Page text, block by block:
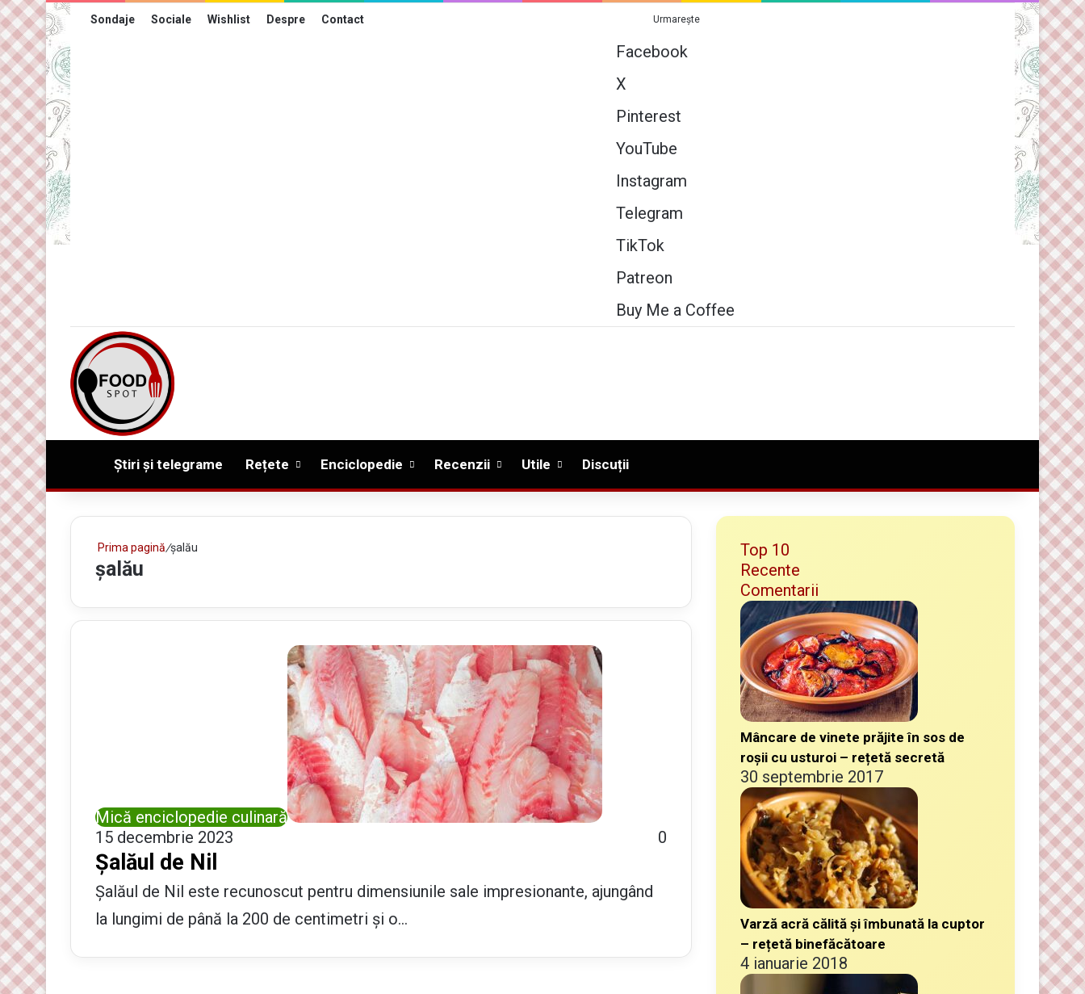
Sondaje Sociale Wishlist Despre Contact Urmarește
Facebook
X
Pinterest
YouTube
Instagram
Telegram
TikTok
Patreon
Buy Me a Coffee
Prima pagină
Știri și telegrame Rețete Enciclopedie Recenzii Utile Discuții Random Article
Caută ceva
Prima pagină/șalău
șalău
Mică enciclopedie culinară
15 decembrie 2023
0
Șalăul de Nil
Șalăul de Nil este recunoscut pentru dimensiunile sale impresionante, ajungând
la lungimi de până la 200 de centimetri și o…
Top 10
Recente
Comentarii
Mâncare de vinete prăjite în sos de
roșii cu usturoi – rețetă secretă
30 septembrie 2017
Varză acră călită și îmbunată la cuptor
– rețetă binefăcătoare
4 ianuarie 2018